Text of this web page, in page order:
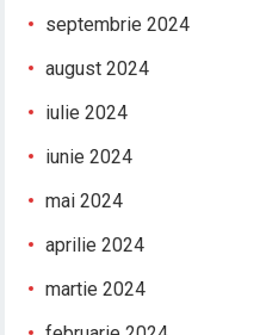
septembrie 2024
august 2024
iulie 2024
iunie 2024
mai 2024
aprilie 2024
martie 2024